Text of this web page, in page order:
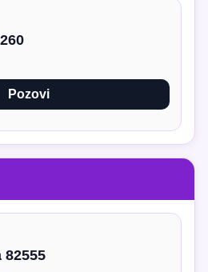
Pozovi
82555